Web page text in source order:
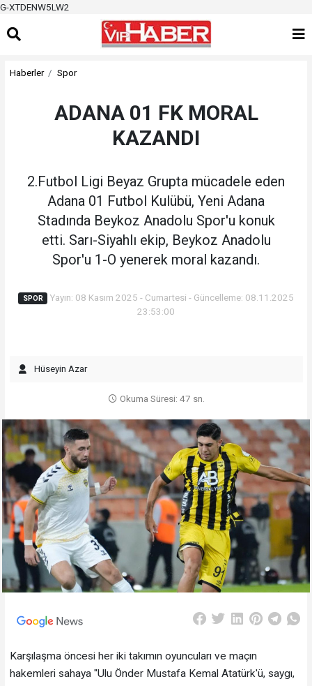
G-XTDENW5LW2
Haberler Spor
ADANA 01 FK MORAL
KAZANDI
2.Futbol Ligi Beyaz Grupta mücadele eden
Adana 01 Futbol Kulübü, Yeni Adana
Stadında Beykoz Anadolu Spor'u konuk
etti. Sarı-Siyahlı ekip, Beykoz Anadolu
Spor'u 1-O yenerek moral kazandı.
SPOR
Yayın: 08 Kasım 2025 - Cumartesi - Güncelleme: 08.11.2025
23:53:00
Hüseyin Azar
Okuma Süresi: 47 sn.
Karşılaşma öncesi her iki takımın oyuncuları ve maçın
hakemleri sahaya "Ulu Önder Mustafa Kemal Atatürk'ü, saygı,